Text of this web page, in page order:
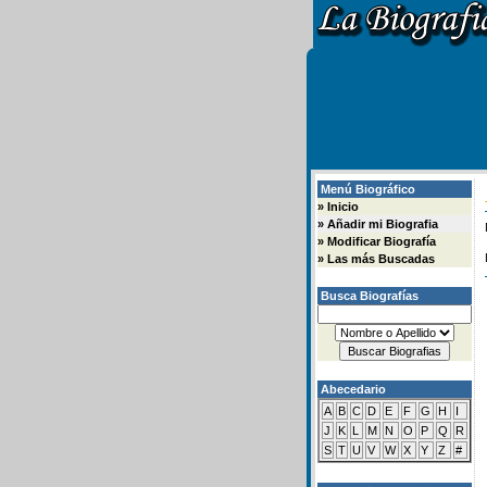
Menú Biográfico
» Inicio
» Añadir mi Biografia
» Modificar Biografía
» Las más Buscadas
Busca Biografías
Abecedario
A B C D E F G H
I
J
K L M N O P Q
R
S T U V W X Y Z #